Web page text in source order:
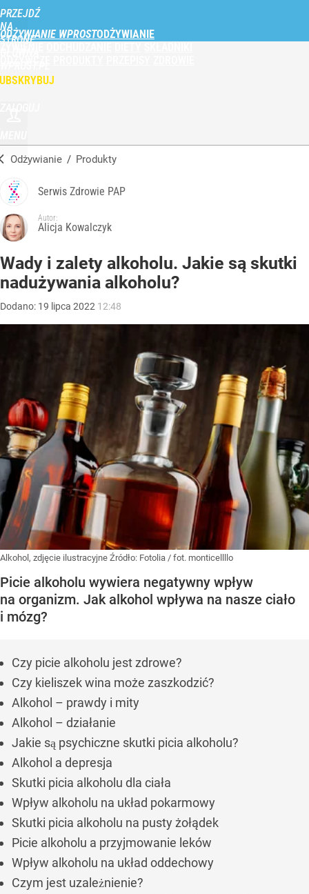
PRZEJDŹ
NA
STRONĘ
ODŻYWIANIE WPROST
Odżywianie / Produkty
Serwis Zdrowie PAP
Autor:
Alicja Kowalczyk
Wady i zalety alkoholu. Jakie są skutki
nadużywania alkoholu?
Dodano: 19 lipca 2022 12:48
Alkohol, zdjęcie ilustracyjne Źródło: Fotolia / fot. monticellllo
Picie alkoholu wywiera negatywny wpływ
na organizm. Jak alkohol wpływa na nasze ciało
i mózg?
Czy picie alkoholu jest zdrowe?
Czy kieliszek wina może zaszkodzić?
Alkohol – prawdy i mity
Alkohol – działanie
Jakie są psychiczne skutki picia alkoholu?
Alkohol a depresja
Skutki picia alkoholu dla ciała
Wpływ alkoholu na układ pokarmowy
Skutki picia alkoholu na pusty żołądek
Picie alkoholu a przyjmowanie leków
Wpływ alkoholu na układ oddechowy
Czym jest uzależnienie?